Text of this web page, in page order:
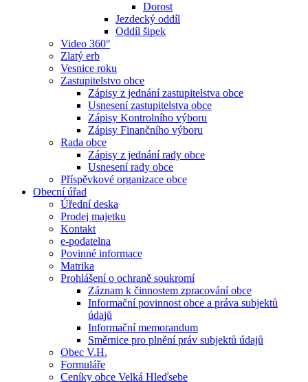
Dorost
Jezdecký oddíl
Oddíl šipek
Video 360°
Zlatý erb
Vesnice roku
Zastupitelstvo obce
Zápisy z jednání zastupitelstva obce
Usnesení zastupitelstva obce
Zápisy Kontrolního výboru
Zápisy Finančního výboru
Rada obce
Zápisy z jednání rady obce
Usnesení rady obce
Příspěvkové organizace obce
Obecní úřad
Úřední deska
Prodej majetku
Kontakt
e-podatelna
Povinné informace
Matrika
Prohlášení o ochraně soukromí
Záznam k činnostem zpracování obce
Informační povinnost obce a práva subjektů
údajů
Informační memorandum
Směrnice pro plnění práv subjektů údajů
Obec V.H.
Formuláře
Ceníky obce Velká Hleďsebe